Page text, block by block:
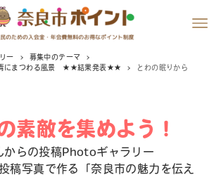
ー
募集中のテーマ
青にまつわる風景 ★★結果発表★★
とわの眠りから
素敵を集めよう！
からの投稿Photoギャラリー
稿写真で作る「奈良市の魅力を伝え